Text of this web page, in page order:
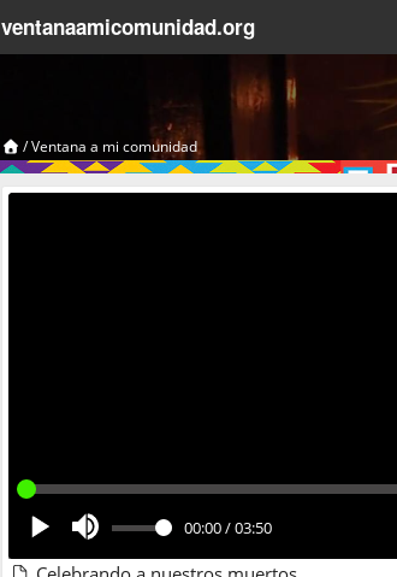
ventanaamicomunidad.org
/Ventana a mi comunidad
00:00/03:50